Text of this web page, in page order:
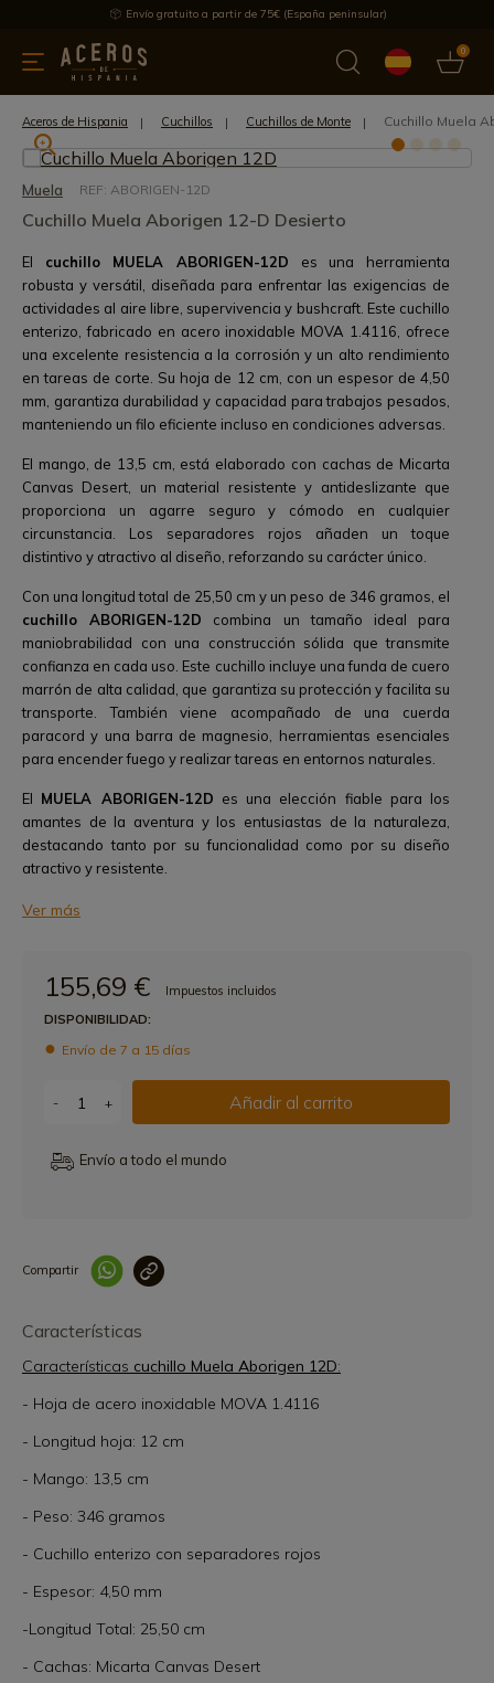
Envío gratuito a partir de 75€ (España peninsular)
0
menaje Ofertas Ultimas novedades Los más vendidos
Aceros de Hispania Cuchillos Cuchillos de Monte Cuchillo Muela
Muela REF: ABORIGEN-12D
Cuchillo Muela Aborigen 12-D Desierto
El cuchillo MUELA ABORIGEN-12D es una herramienta
robusta y versátil, diseñada para enfrentar las exigencias de
actividades al aire libre, supervivencia y bushcraft. Este cuchillo
enterizo, fabricado en acero inoxidable MOVA 1.4116, ofrece
una excelente resistencia a la corrosión y un alto rendimiento
en tareas de corte. Su hoja de 12 cm, con un espesor de 4,50
mm, garantiza durabilidad y capacidad para trabajos pesados,
manteniendo un filo eficiente incluso en condiciones adversas.
El mango, de 13,5 cm, está elaborado con cachas de Micarta
Canvas Desert, un material resistente y antideslizante que
proporciona un agarre seguro y cómodo en cualquier
circunstancia. Los separadores rojos añaden un toque
distintivo y atractivo al diseño, reforzando su carácter único.
Con una longitud total de 25,50 cm y un peso de 346 gramos, el
cuchillo ABORIGEN-12D combina un tamaño ideal para
maniobrabilidad con una construcción sólida que transmite
confianza en cada uso. Este cuchillo incluye una funda de cuero
marrón de alta calidad, que garantiza su protección y facilita su
transporte. También viene acompañado de una cuerda
paracord y una barra de magnesio, herramientas esenciales
para encender fuego y realizar tareas en entornos naturales.
El MUELA ABORIGEN-12D es una elección fiable para los
amantes de la aventura y los entusiastas de la naturaleza,
destacando tanto por su funcionalidad como por su diseño
atractivo y resistente.
Ver más
155,69 €
Impuestos incluidos
DISPONIBILIDAD:
Envío de 7 a 15 días
- + Añadir al carrito
Envío a todo el mundo
Compartir
Características
Características cuchillo Muela Aborigen 12D:
- Hoja de acero inoxidable MOVA 1.4116
- Longitud hoja: 12 cm
- Mango: 13,5 cm
- Peso: 346 gramos
- Cuchillo enterizo con separadores rojos
- Espesor: 4,50 mm
-Longitud Total: 25,50 cm
- Cachas: Micarta Canvas Desert